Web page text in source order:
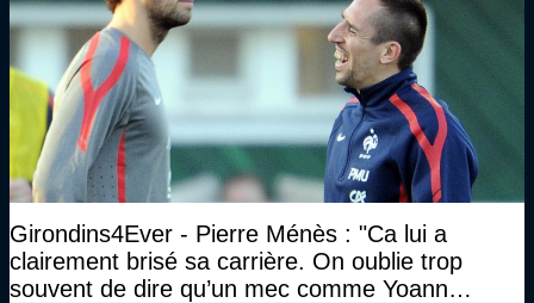
Girondins4Ever - Pierre Ménès : "Ca lui a
clairement brisé sa carrière. On oublie trop
souvent de dire qu’un mec comme Yoann